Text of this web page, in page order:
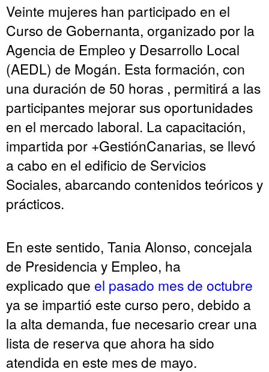
Veinte mujeres han participado en el
Curso de Gobernanta, organizado por la
Agencia de Empleo y Desarrollo Local
(AEDL) de Mogán. Esta formación, con
una duración de 50 horas , permitirá a las
participantes mejorar sus oportunidades
en el mercado laboral. La capacitación,
impartida por +GestiónCanarias, se llevó
a cabo en el edificio de Servicios
Sociales, abarcando contenidos teóricos y
prácticos.
En este sentido, Tania Alonso, concejala
de Presidencia y Empleo, ha
explicado que el pasado mes de octubre
ya se impartió este curso pero, debido a
la alta demanda, fue necesario crear una
lista de reserva que ahora ha sido
atendida en este mes de mayo.